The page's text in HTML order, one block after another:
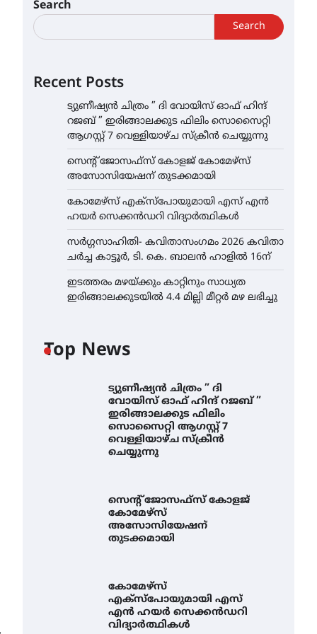
Search
Search
Recent Posts
ട്യുണീഷ്യൻ ചിത്രം ” ദി വോയിസ് ഓഫ് ഹിന്ദ്
റജബ് ” ഇരിങ്ങാലക്കുട ഫിലിം സൊസൈറ്റി
ആഗസ്റ്റ് 7 വെള്ളിയാഴ്ച സ്‌ക്രീൻ ചെയ്യുന്നു
സെന്റ് ജോസഫ്സ് കോളജ് കോമേഴ്‌സ്
അസോസിയേഷന് തുടക്കമായി
കോമേഴ്സ് എക്സ്പോയുമായി എസ് എൻ
ഹയർ സെക്കൻഡറി വിദ്യാർത്ഥികൾ
സർഗ്ഗസാഹിതി- കവിതാസംഗമം 2026 കവിതാ
ചർച്ച കാട്ടൂർ, ടി. കെ. ബാലൻ ഹാളിൽ 16ന്
ഇടത്തരം മഴയ്ക്കും കാറ്റിനും സാധ്യത
ഇരിങ്ങാലക്കുടയിൽ 4.4 മില്ലി മീറ്റർ മഴ ലഭിച്ചു
Top News
ട്യുണീഷ്യൻ ചിത്രം ” ദി
വോയിസ് ഓഫ് ഹിന്ദ് റജബ് ”
ഇരിങ്ങാലക്കുട ഫിലിം
സൊസൈറ്റി ആഗസ്റ്റ് 7
വെള്ളിയാഴ്ച സ്‌ക്രീൻ
ചെയ്യുന്നു
സെന്റ് ജോസഫ്സ് കോളജ്
കോമേഴ്‌സ്
അസോസിയേഷന്
തുടക്കമായി
കോമേഴ്സ്
എക്സ്പോയുമായി എസ്
എൻ ഹയർ സെക്കൻഡറി
വിദ്യാർത്ഥികൾ